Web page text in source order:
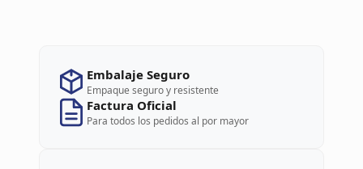
Embalaje Seguro
Empaque seguro y resistente
Factura Oficial
Para todos los pedidos al por mayor